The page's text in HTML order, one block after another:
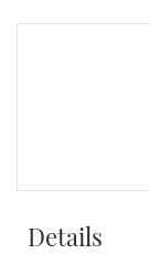
Details